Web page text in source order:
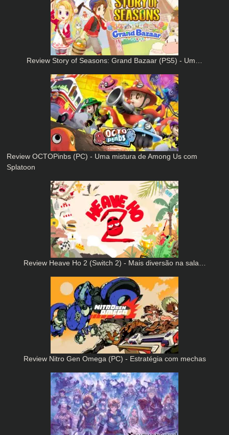
Review Story of Seasons: Grand Bazaar (PS5) - Um…
Review OCTOPinbs (PC) - Uma mistura de Among Us com
Splatoon
Review Heave Ho 2 (Switch 2) - Mais diversão na sala…
Review Nitro Gen Omega (PC) - Estratégia com mechas